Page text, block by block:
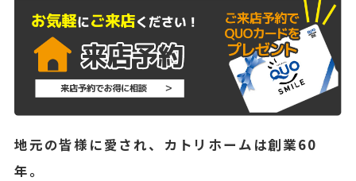
地元の皆様に愛され、カトリホームは創業60
年。